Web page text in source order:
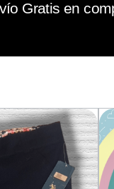
Gratis en